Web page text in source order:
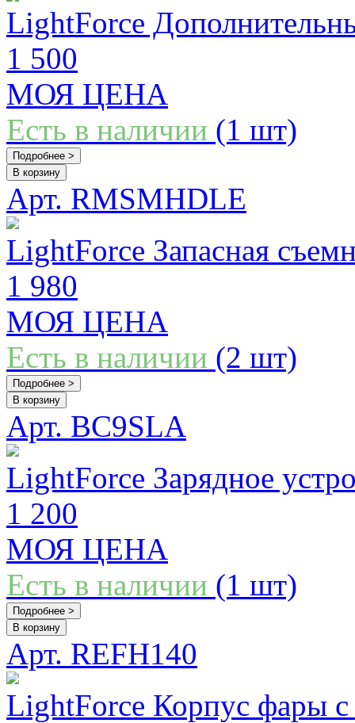
LightForce
1 500
МОЯ ЦЕНА
Есть в наличии (1 шт)
Подробнее >
В корзину
Арт. RMSMHDLE
LightForce Запасная
1 980
МОЯ ЦЕНА
Есть в наличии (2 шт)
Подробнее >
В корзину
Арт. BC9SLA
LightForce Зарядное
1 200
МОЯ ЦЕНА
Есть в наличии (1 шт)
Подробнее >
В корзину
Арт. REFH140
LightForce Корпус фары